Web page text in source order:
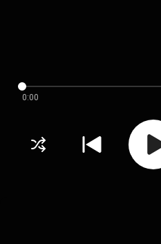
0:00